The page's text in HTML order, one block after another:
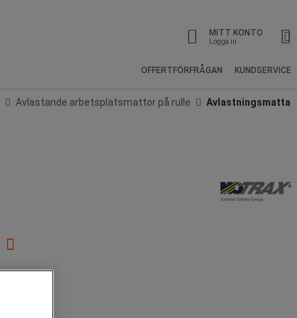
MITT KONTO
Logga in
OFFERTFÖRFRÅGAN KUNDSERVICE
Avlastande arbetsplatsmattor på rulle
Avlastningsmatta